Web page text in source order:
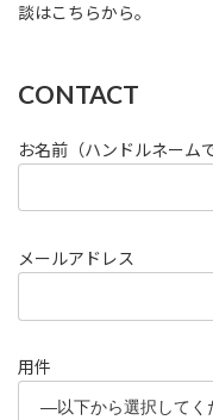
談はこちらから。
CONTACT
お名前（ハンドルネーム
メールアドレス
用件